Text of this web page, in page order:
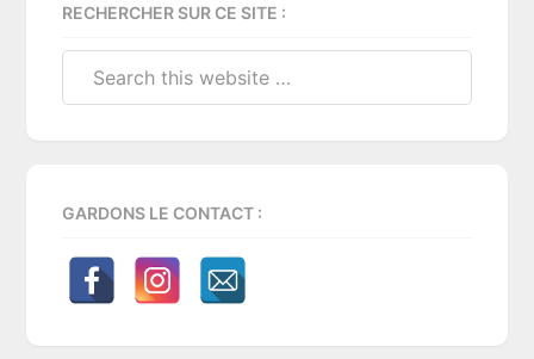
Sidebar
RECHERCHER SUR CE SITE :
GARDONS LE CONTACT :